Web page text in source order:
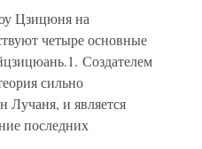
Цзицюня на
четыре основные
Создателем
сильно
Лучаня, и является
последних